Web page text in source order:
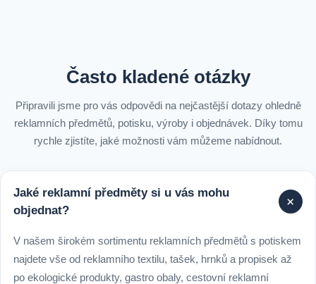
Často kladené otázky
Připravili jsme pro vás odpovědi na nejčastější dotazy ohledně
reklamních předmětů, potisku, výroby i objednávek. Díky tomu
rychle zjistíte, jaké možnosti vám můžeme nabídnout.
Jaké reklamní předměty si u vás mohu
objednat?
+
V našem širokém sortimentu reklamních předmětů s potiskem
najdete vše od reklamního textilu, tašek, hrnků a propisek až
po ekologické produkty, gastro obaly, cestovní reklamní